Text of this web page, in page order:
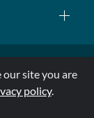
Reserved
por la FDA
our site you are
policy.